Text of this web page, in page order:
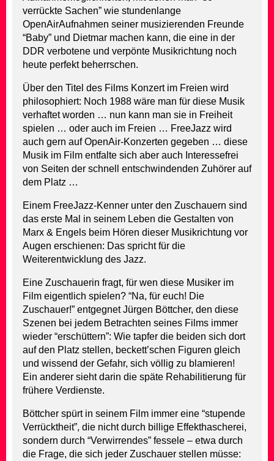
verrückte Sachen” wie stundenlange
OpenAirAufnahmen seiner musizierenden Freunde
“Baby” und Dietmar machen kann, die eine in der
DDR verbotene und verpönte Musikrichtung noch
heute perfekt beherrschen.
Über den Titel des Films Konzert im Freien wird
philosophiert: Noch 1988 wäre man für diese Musik
verhaftet worden … nun kann man sie in Freiheit
spielen … oder auch im Freien … FreeJazz wird
auch gern auf OpenAir-Konzerten gegeben … diese
Musik im Film entfalte sich aber auch Interessefrei
von Seiten der schnell entschwindenden Zuhörer auf
dem Platz …
Einem FreeJazz-Kenner unter den Zuschauern sind
das erste Mal in seinem Leben die Gestalten von
Marx & Engels beim Hören dieser Musikrichtung vor
Augen erschienen: Das spricht für die
Weiterentwicklung des Jazz.
Eine Zuschauerin fragt, für wen diese Musiker im
Film eigentlich spielen? “Na, für euch! Die
Zuschauer!” entgegnet Jürgen Böttcher, den diese
Szenen bei jedem Betrachten seines Films immer
wieder “erschüttern”: Wie tapfer die beiden sich dort
auf den Platz stellen, beckett’schen Figuren gleich
und wissend der Gefahr, sich völlig zu blamieren!
Ein anderer sieht darin die späte Rehabilitierung für
frühere Verdienste.
Böttcher spürt in seinem Film immer eine “stupende
Verrücktheit”, die nicht durch billige Effekthascherei,
sondern durch “Verwirrendes” fessele – etwa durch
die Frage, die sich jeder Zuschauer stellen müsse: